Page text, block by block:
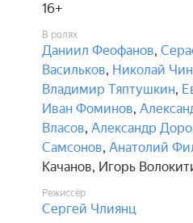
16+
В ролях
Даниил Феофанов,
Васильков, Николай
Владимир Тяптушкин,
Иван Фоминов,
Власов, Александр
Самсонов, Анатолий
Качанов, Игорь
Режиссёр
Сергей Члиянц